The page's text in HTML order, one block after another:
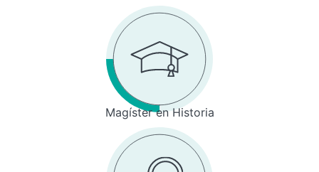
Magíster en Historia